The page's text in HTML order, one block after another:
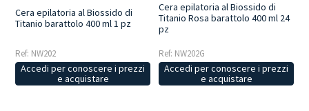
Cera epilatoria al Biossido di
Titanio barattolo 400 ml 1 pz
Ref: NW202
Accedi per conoscere i prezzi
e acquistare
Cera epilatoria al Biossido di
Titanio Rosa barattolo 400 ml 24
pz
Ref: NW202G
Accedi per conoscere i prezzi
e acquistare